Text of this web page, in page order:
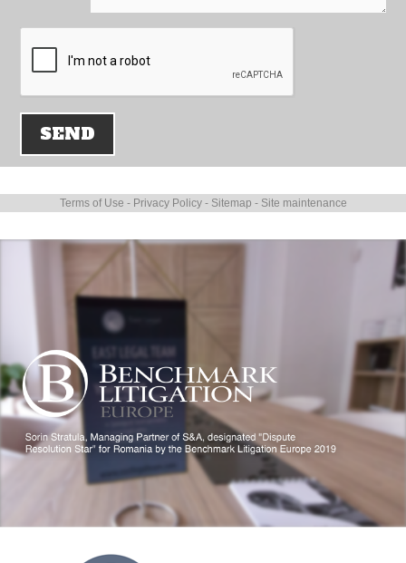
Terms of Use - Privacy Policy- Sitemap -Site maintenance